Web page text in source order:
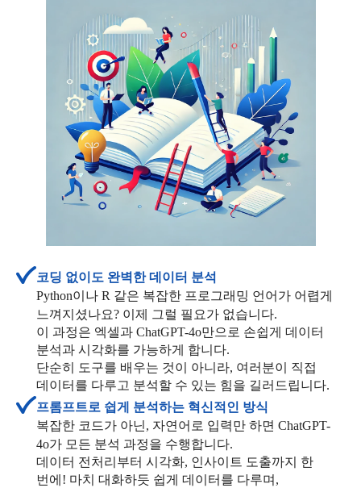
코딩 없이도 완벽한 데이터 분석
Python이나 R 같은 복잡한 프로그래밍 언어가 어렵게
느껴지셨나요? 이제 그럴 필요가 없습니다.
이 과정은 엑셀과 ChatGPT-4o만으로 손쉽게 데이터
분석과 시각화를 가능하게 합니다.
단순히 도구를 배우는 것이 아니라, 여러분이 직접
데이터를 다루고 분석할 수 있는 힘을 길러드립니다.
프롬프트로 쉽게 분석하는 혁신적인 방식
복잡한 코드가 아닌, 자연어로 입력만 하면 ChatGPT-
4o가 모든 분석 과정을 수행합니다.
데이터 전처리부터 시각화, 인사이트 도출까지 한
번에! 마치 대화하듯 쉽게 데이터를 다루며,